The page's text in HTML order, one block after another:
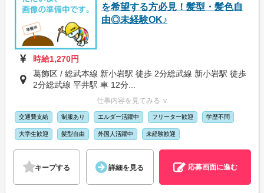
を希望する方必見！髪型・髪色自
由◎未経験OK♪
時給1,270円
葛飾区 / 総武本線 新小岩駅 徒歩 2分総武線 新小岩駅 徒歩
2分総武線 平井駅 車 12分...
仕事内容を見てみる ∨
交通費支給 制服あり エルダー活躍中 フリーター歓迎 学歴不問
大学生歓迎 髪型自由 外国人活躍中 未経験歓迎
キープする 詳細を見る 応募画面に進む